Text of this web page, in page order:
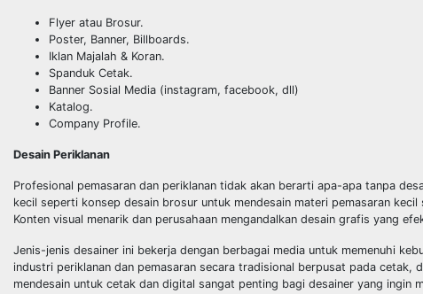
Flyer atau Brosur.
Poster, Banner, Billboards.
Iklan Majalah & Koran.
Spanduk Cetak.
Banner Sosial Media (instagram, facebook, dll)
Katalog.
Company Profile.
Desain Periklanan
Profesional pemasaran dan periklanan tidak akan berarti apa-apa tanpa
kecil seperti konsep desain brosur untuk mendesain materi pemasaran
Konten visual menarik dan perusahaan mengandalkan desain grafis yang
Jenis-jenis desainer ini bekerja dengan berbagai media untuk memenuhi
industri periklanan dan pemasaran secara tradisional berpusat pada cetak,
mendesain untuk cetak dan digital sangat penting bagi desainer yang ingin